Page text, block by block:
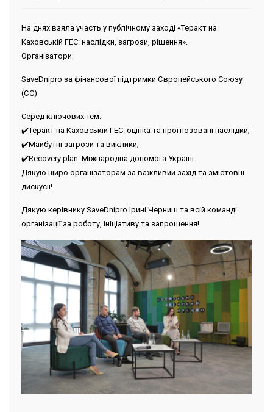
На днях взяла участь у публічному заході «Теракт на
Каховській ГЕС: наслідки, загрози, рішення».
Організатори:
SaveDnipro за фінансової підтримки Європейського Союзу
(ЄС)
Серед ключових тем:
✔️Теракт на Каховській ГЕС: оцінка та прогнозовані наслідки;
✔️Майбутні загрози та виклики;
✔️Recovery plan. Міжнародна допомога Україні.
Дякую щиро організаторам за важливий захід та змістовні
дискусії!
Дякую керівнику SaveDnipro Ірині Черниш та всій команді
організації за роботу, ініціативу та запрошення!